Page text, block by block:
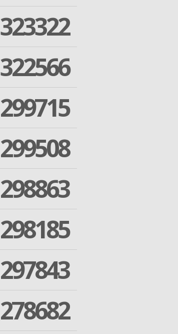
323322
322566
299715
299508
298863
298185
297843
278682